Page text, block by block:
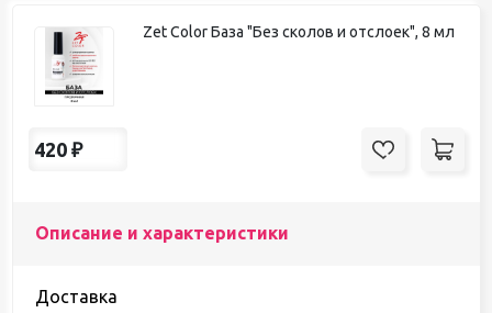
Zet Color База "Без сколов и отслоек", 8 мл
420 ₽
Описание и характеристики
Доставка